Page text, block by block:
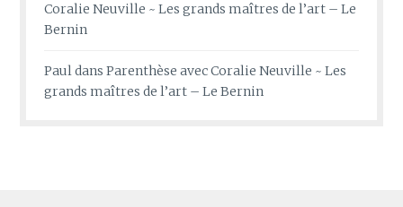
Coralie Neuville ~ Les grands maîtres de l’art – Le
Bernin
PauldansParenthèse avec Coralie Neuville ~ Les
grands maîtres de l’art – Le Bernin